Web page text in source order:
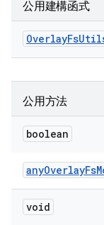
公用建構函式
OverlayFs
公用方法
boolean
anyOverlayFs
void